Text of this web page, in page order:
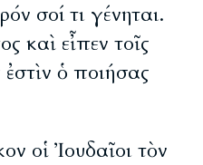
σοί τι γένηται.
καὶ εἶπεν τοῖς
ἐστὶν ὁ ποιήσας
οἱ Ἰουδαῖοι τὸν